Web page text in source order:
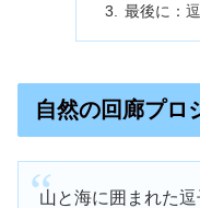
最後に：
自然の回廊プロ
山と海に囲まれた